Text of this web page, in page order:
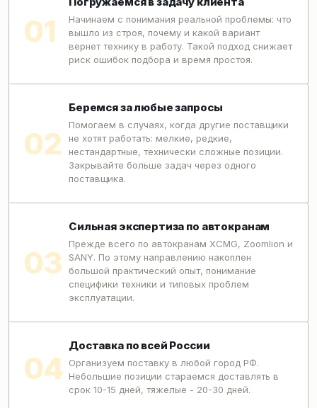
Начинаем с понимания реальной проблемы: что
вышло из строя, почему и какой вариант
вернет технику в работу. Такой подход снижает
риск ошибок подбора и время простоя.
Беремся за любые запросы
Помогаем в случаях, когда другие поставщики
не хотят работать: мелкие, редкие,
нестандартные, технически сложные позиции.
Закрывайте больше задач через одного
поставщика.
Сильная экспертиза по автокранам
Прежде всего по автокранам XCMG, Zoomlion и
SANY. По этому направлению накоплен
большой практический опыт, понимание
специфики техники и типовых проблем
эксплуатации.
Доставка по всей России
Организуем поставку в любой город РФ.
Небольшие позиции стараемся доставлять в
срок 10-15 дней, тяжелые - 20-30 дней.